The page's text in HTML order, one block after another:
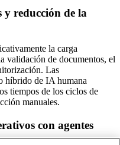
y reducción de la
la carga
validación de documentos, el
Las
híbrido de IA humana
tiempos de los ciclos de
manuales.
con agentes